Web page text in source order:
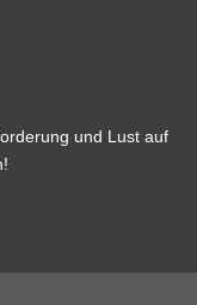
und Lust auf